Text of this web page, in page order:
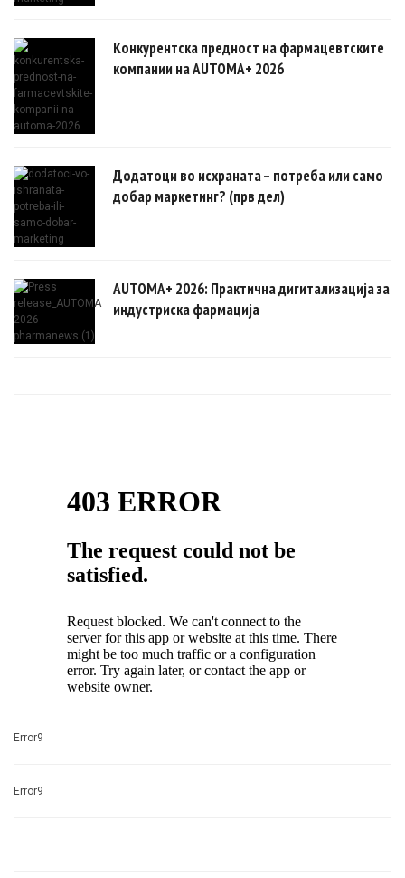
Конкурентска предност на фармацевтските
компании на AUTOMA+ 2026
Додатоци во исхраната – потреба или само
добар маркетинг? (прв дел)
AUTOMA+ 2026: Практична дигитализација за
индустриска фармација
Error9
Error9